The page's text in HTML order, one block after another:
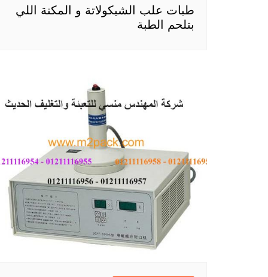
طبات علب الشيكولاتة و المكنة اللي
بتلحم الطبة